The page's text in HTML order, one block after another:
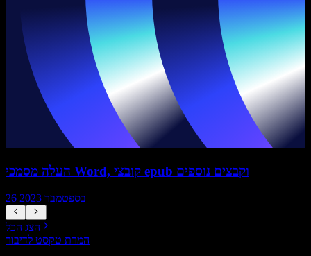
העלה מסמכי Word, קובצי epub וקבצים נוספים
26 בספטמבר 2023
הצג הכל
המרת טקסט לדיבור